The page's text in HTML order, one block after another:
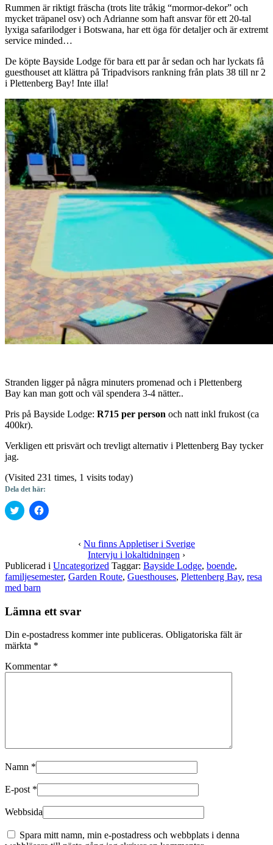
Rummen är riktigt fräscha (trots lite tråkig “mormor-dekor” och
mycket träpanel osv) och Adrianne som haft ansvar för ett 20-tal
lyxiga safarilodger i Botswana, har ett öga för detaljer och är extremt
service minded…
De köpte Bayside Lodge för bara ett par år sedan och har lyckats få
guesthouset att klättra på Tripadvisors rankning från plats 38 till nr 2
i Plettenberg Bay! Inte illa!
Stranden ligger på några minuters promenad och i Plettenberg
Bay kan man gott och väl spendera 3-4 nätter..
Pris på Bayside Lodge: R715 per person och natt inkl frukost (ca
400kr).
Verkligen ett prisvärt och trevligt alternativ i Plettenberg Bay tycker
jag.
(Visited 231 times, 1 visits today)
Dela det här:
Klicka
för
i
ett
nytt
fönster)
Klicka
för
Facebook
i
ett
nytt
‹ Nu finns Appletiser i Sverige
Intervju i lokaltidningen ›
Publicerad i Uncategorized Taggar: Bayside Lodge, boende,
familjesemester, Garden Route, Guesthouses, Plettenberg Bay, resa
med barn
Lämna ett svar
Din e-postadress kommer inte publiceras. Obligatoriska fält är
märkta *
Kommentar *
Namn *
E-post *
Webbsida
Spara mitt namn, min e-postadress och webbplats i denna